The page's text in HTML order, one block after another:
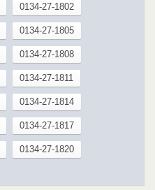
0134-27-1802
0134-27-1805
0134-27-1808
0134-27-1811
0134-27-1814
0134-27-1817
0134-27-1820